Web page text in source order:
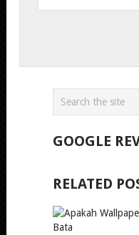
GOOGLE
RELATED